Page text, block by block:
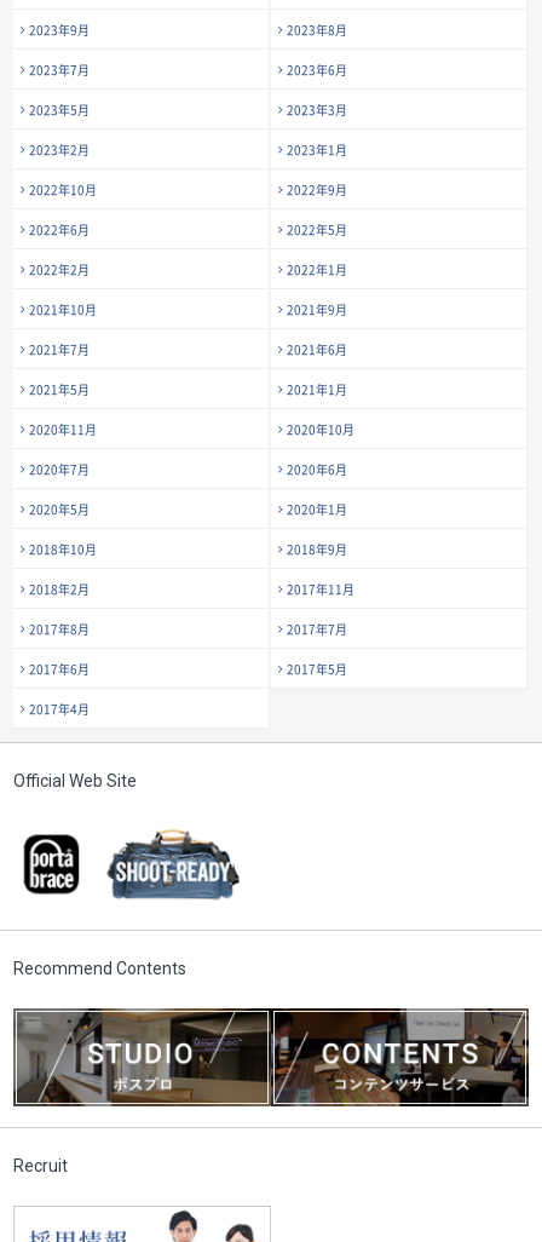
2023年9月 2023年8月
2023年7月 2023年6月
2023年5月 2023年3月
2023年2月 2023年1月
2022年10月 2022年9月
2022年6月 2022年5月
2022年2月 2022年1月
2021年10月 2021年9月
2021年7月 2021年6月
2021年5月 2021年1月
2020年11月 2020年10月
2020年7月 2020年6月
2020年5月 2020年1月
2018年10月 2018年9月
2018年2月 2017年11月
2017年8月 2017年7月
2017年6月 2017年5月
2017年4月
Official Web Site
Recommend Contents
Recruit